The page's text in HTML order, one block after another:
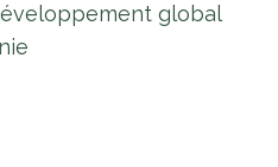
global